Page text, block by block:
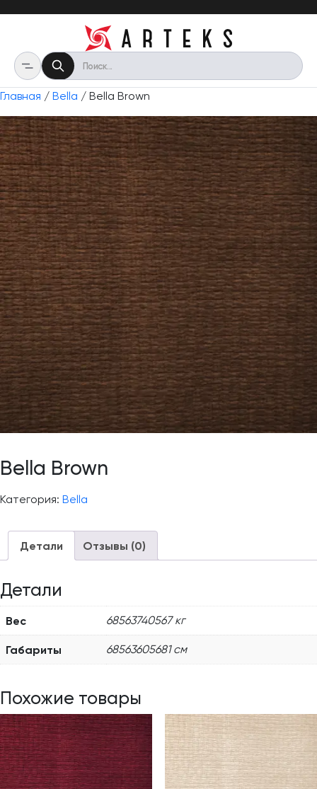
Главная / Bella / Bella Brown
Bella Brown
Категория: Bella
Детали Отзывы (0)
Детали
Вес 68563740567 кг
Габариты 68563605681 см
Похожие товары